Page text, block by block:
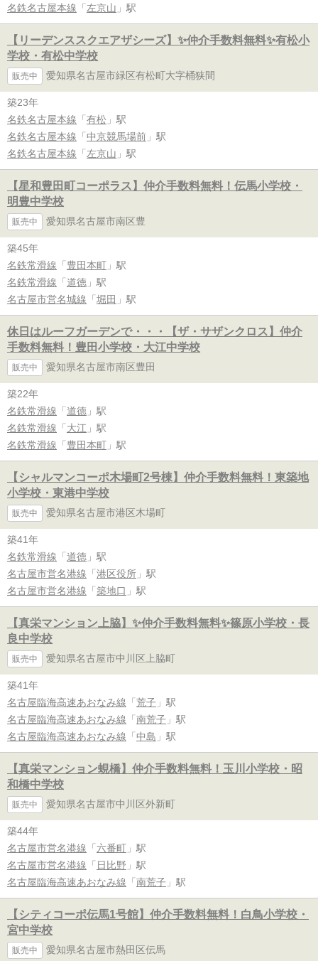
名鉄名古屋本線 「 左京山 」駅
【リーデンススクエアザシーズ】✨️仲介手数料無料✨️有松小
学校・有松中学校
販売中 愛知県名古屋市緑区有松町大字桶狭間
築23年
名鉄名古屋本線 「 有松 」駅
名鉄名古屋本線 「 中京競馬場前 」駅
名鉄名古屋本線 「 左京山 」駅
【星和豊田町コーポラス】仲介手数料無料！伝馬小学校・
明豊中学校
販売中 愛知県名古屋市南区豊
築45年
名鉄常滑線 「 豊田本町 」駅
名鉄常滑線 「 道徳 」駅
名古屋市営名城線 「 堀田 」駅
休日はルーフガーデンで・・・【ザ・サザンクロス】仲介
手数料無料！豊田小学校・大江中学校
販売中 愛知県名古屋市南区豊田
築22年
名鉄常滑線 「 道徳 」駅
名鉄常滑線 「 大江 」駅
名鉄常滑線 「 豊田本町 」駅
【シャルマンコーポ木場町2号棟】仲介手数料無料！東築地
小学校・東港中学校
販売中 愛知県名古屋市港区木場町
築41年
名鉄常滑線 「 道徳 」駅
名古屋市営名港線 「 港区役所 」駅
名古屋市営名港線 「 築地口 」駅
【真栄マンション上脇】✨️仲介手数料無料✨️篠原小学校・長
良中学校
販売中 愛知県名古屋市中川区上脇町
築41年
名古屋臨海高速あおなみ線 「 荒子 」駅
名古屋臨海高速あおなみ線 「 南荒子 」駅
名古屋臨海高速あおなみ線 「 中島 」駅
【真栄マンション蜆橋】仲介手数料無料！玉川小学校・昭
和橋中学校
販売中 愛知県名古屋市中川区外新町
築44年
名古屋市営名港線 「 六番町 」駅
名古屋市営名港線 「 日比野 」駅
名古屋臨海高速あおなみ線 「 南荒子 」駅
【シティコーポ伝馬1号館】仲介手数料無料！白鳥小学校・
宮中学校
販売中 愛知県名古屋市熱田区伝馬